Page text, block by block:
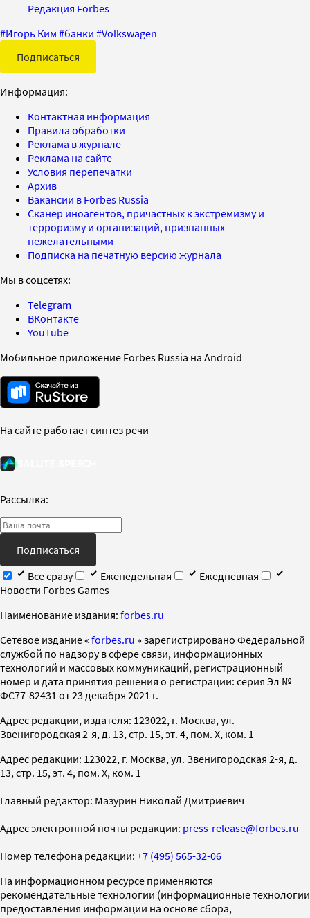
Редакция Forbes
#Игорь Ким #банки #Volkswagen
Подписаться
Информация:
Контактная информация
Правила обработки
Реклама в журнале
Реклама на сайте
Условия перепечатки
Архив
Вакансии в Forbes Russia
Сканер иноагентов, причастных к экстремизму и
терроризму и организаций, признанных
нежелательными
Подписка на печатную версию журнала
Мы в соцсетях:
Telegram
ВКонтакте
YouTube
Мобильное приложение Forbes Russia на Android
На сайте работает синтез речи
Рассылка:
Подписаться
Все сразу
Еженедельная
Ежедневная
Новости Forbes Games
Наименование издания: forbes.ru
Cетевое издание « forbes.ru » зарегистрировано Федеральной
службой по надзору в сфере связи, информационных
технологий и массовых коммуникаций, регистрационный
номер и дата принятия решения о регистрации: серия Эл №
ФС77-82431 от 23 декабря 2021 г.
Адрес редакции, издателя: 123022, г. Москва, ул.
Звенигородская 2-я, д. 13, стр. 15, эт. 4, пом. X, ком. 1
Адрес редакции: 123022, г. Москва, ул. Звенигородская 2-я, д.
13, стр. 15, эт. 4, пом. X, ком. 1
Главный редактор: Мазурин Николай Дмитриевич
Адрес электронной почты редакции: press-release@forbes.ru
Номер телефона редакции: +7 (495) 565-32-06
На информационном ресурсе применяются
рекомендательные технологии (информационные технологии
предоставления информации на основе сбора,